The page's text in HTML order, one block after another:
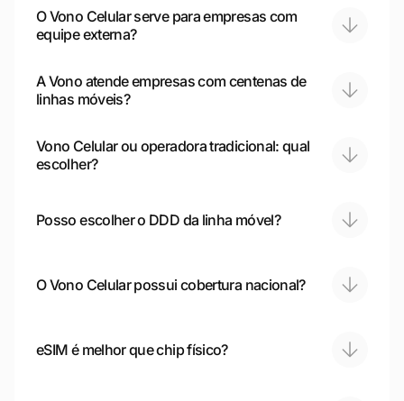
O Vono Celular serve para empresas com
equipe externa?
A Vono atende empresas com centenas de
linhas móveis?
Vono Celular ou operadora tradicional: qual
escolher?
Posso escolher o DDD da linha móvel?
O Vono Celular possui cobertura nacional?
eSIM é melhor que chip físico?